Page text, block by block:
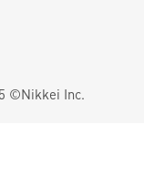
©Nikkei Inc.